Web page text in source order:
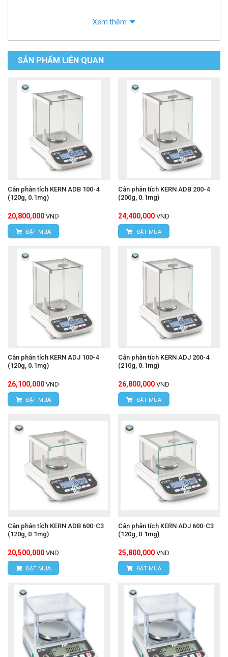
Xem thêm
SẢN PHẨM LIÊN QUAN
Cân phân tích KERN ADB 100-4
(120g, 0.1mg)
20,800,000 VND
ĐẶT MUA
Cân phân tích KERN ADB 200-4
(200g, 0.1mg)
24,400,000 VND
ĐẶT MUA
Cân phân tích KERN ADJ 100-4
(120g, 0.1mg)
26,100,000 VND
ĐẶT MUA
Cân phân tích KERN ADJ 200-4
(210g, 0.1mg)
26,800,000 VND
ĐẶT MUA
Cân phân tích KERN ADB 600-C3
(120g, 0.1mg)
20,500,000 VND
ĐẶT MUA
Cân phân tích KERN ADJ 600-C3
(120g, 0.1mg)
25,800,000 VND
ĐẶT MUA